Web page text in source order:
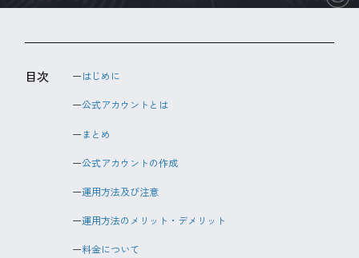
目次 はじめに
公式アカウントとは
まとめ
公式アカウントの作成
運用方法及び注意
運用方法のメリット・デメリット
料金について